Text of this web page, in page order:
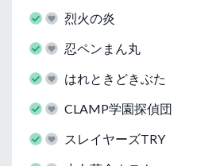
烈火の炎
忍ペンまん丸
はれときどきぶた
CLAMP学園探偵団
スレイヤーズTRY